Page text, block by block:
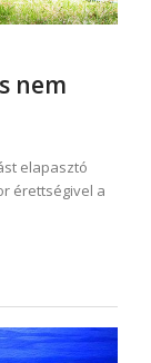
nem
elapasztó
érettségivel a